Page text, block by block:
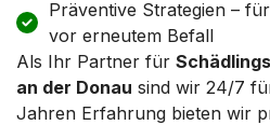
Präventive Strategien –
vor erneutem Befall
Als Ihr Partner für
an der Donau sind wir 24/7
Jahren Erfahrung bieten wir